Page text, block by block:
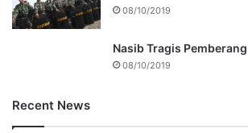
08/10/2019
Nasib Tragis
08/10/2019
Recent News